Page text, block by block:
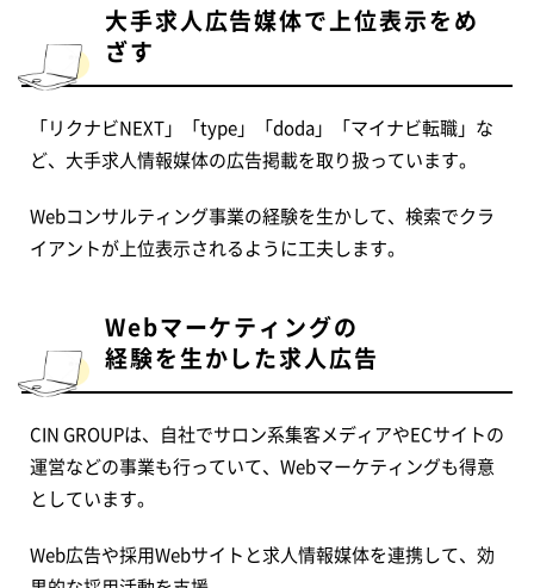
大手求人広告媒体で上位表示をめ
ざす
「リクナビNEXT」「type」「doda」「マイナビ転職」な
ど、大手求人情報媒体の広告掲載を取り扱っています。
Webコンサルティング事業の経験を生かして、検索でクラ
イアントが上位表示されるように工夫します。
Webマーケティングの
経験を生かした求人広告
CIN GROUPは、自社でサロン系集客メディアやECサイトの
運営などの事業も行っていて、Webマーケティングも得意
としています。
Web広告や採用Webサイトと求人情報媒体を連携して、効